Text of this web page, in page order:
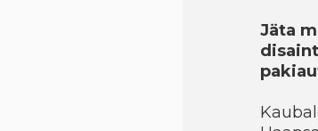
Jäta